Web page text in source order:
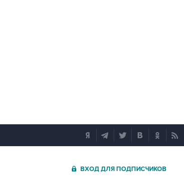
ВХОД ДЛЯ ПОДПИСЧИКОВ